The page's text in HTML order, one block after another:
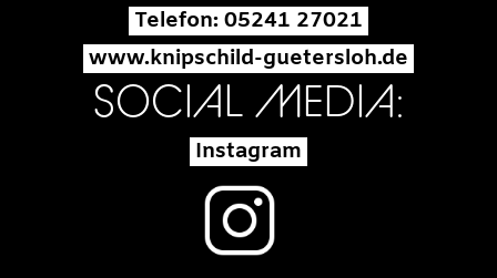
Telefon: 05241 27021
www.knipschild-guetersloh.de
SOCIAL MEDIA:
Instagram